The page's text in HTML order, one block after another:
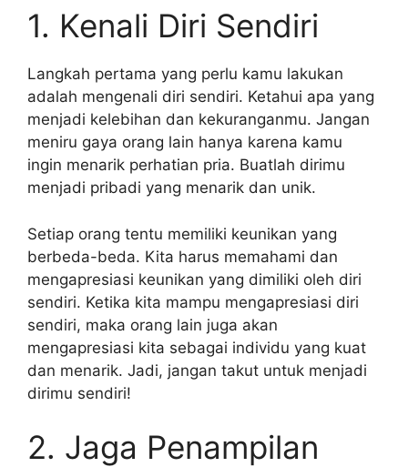
1. Kenali Diri Sendiri
Langkah pertama yang perlu kamu lakukan
adalah mengenali diri sendiri. Ketahui apa yang
menjadi kelebihan dan kekuranganmu. Jangan
meniru gaya orang lain hanya karena kamu
ingin menarik perhatian pria. Buatlah dirimu
menjadi pribadi yang menarik dan unik.
Setiap orang tentu memiliki keunikan yang
berbeda-beda. Kita harus memahami dan
mengapresiasi keunikan yang dimiliki oleh diri
sendiri. Ketika kita mampu mengapresiasi diri
sendiri, maka orang lain juga akan
mengapresiasi kita sebagai individu yang kuat
dan menarik. Jadi, jangan takut untuk menjadi
dirimu sendiri!
2. Jaga Penampilan